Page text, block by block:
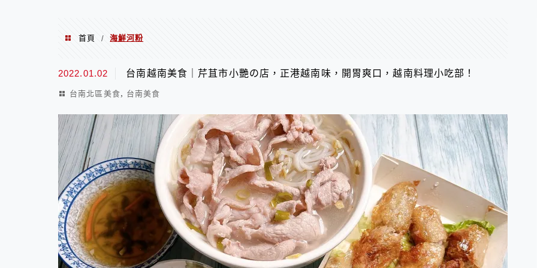
首頁 / 海鮮河粉
海鮮河粉
2022.01.02 台南越南美食｜芹苴市小艷の店，正港越南味，開胃爽口，越南料理小吃部！
台南北區美食, 台南美食